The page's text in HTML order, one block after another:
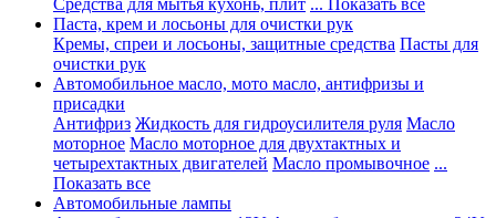
Средства для мытья кухонь, плит ... Показать все
Паста, крем и лосьоны для очистки рук
Кремы, спреи и лосьоны, защитные средства Пасты для
очистки рук
Автомобильное масло, мото масло, антифризы и
присадки
Антифриз Жидкость для гидроусилителя руля Масло
моторное Масло моторное для двухтактных и
четырехтактных двигателей Масло промывочное ...
Показать все
Автомобильные лампы